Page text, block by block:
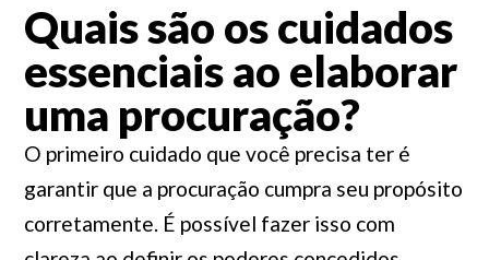
Quais são os cuidados
essenciais ao elaborar
uma procuração?
O primeiro cuidado que você precisa ter é
garantir que a procuração cumpra seu propósito
corretamente. É possível fazer isso com